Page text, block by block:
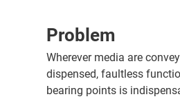
Problem
Wherever media are
dispensed, faultless
bearing points is